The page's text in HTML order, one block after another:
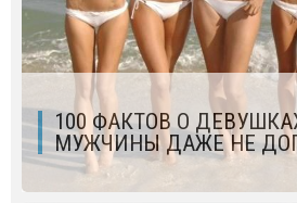
100 ФАКТОВ О
МУЖЧИНЫ ДАЖЕ НЕ